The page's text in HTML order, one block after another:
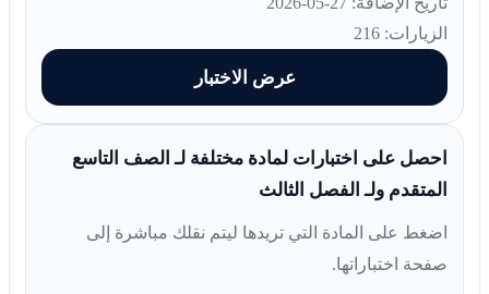
الزيارات: 216
عرض الاختبار
احصل على اختبارات لمادة مختلفة لـ الصف التاسع
المتقدم ولـ الفصل الثالث
اضغط على المادة التي تريدها ليتم نقلك مباشرة إلى
صفحة اختباراتها.